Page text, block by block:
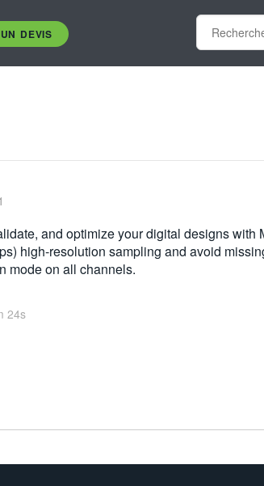
DEVIS
and optimize your digital designs
high-resolution sampling and avoid
mode on all channels.
24s